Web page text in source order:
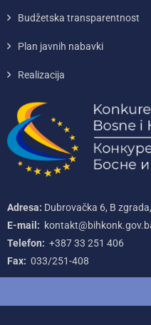
Budžetska transparentnost
Plan javnih nabavki
Realizacija
Adresa: Dubrovačka 6, B
E-mail:
Telefon: +387‌ 33‌ 251‌ 406
Fax: 033/251-408